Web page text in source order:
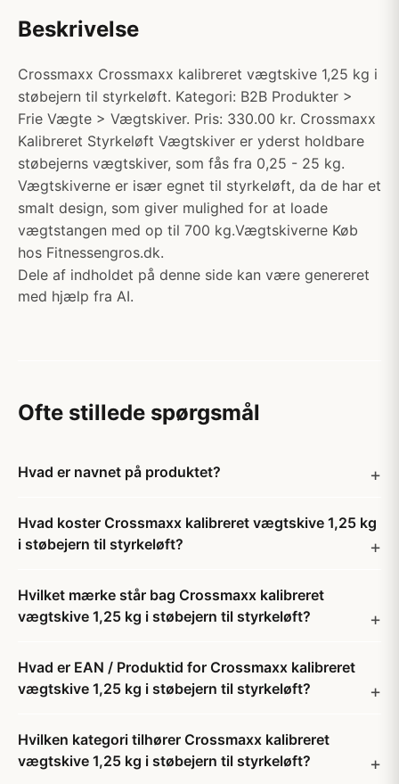
Beskrivelse
Crossmaxx Crossmaxx kalibreret vægtskive 1,25 kg i
støbejern til styrkeløft. Kategori: B2B Produkter >
Frie Vægte > Vægtskiver. Pris: 330.00 kr. Crossmaxx
Kalibreret Styrkeløft Vægtskiver er yderst holdbare
støbejerns vægtskiver, som fås fra 0,25 - 25 kg.
Vægtskiverne er især egnet til styrkeløft, da de har et
smalt design, som giver mulighed for at loade
vægtstangen med op til 700 kg.Vægtskiverne Køb
hos Fitnessengros.dk.
Dele af indholdet på denne side kan være genereret
med hjælp fra AI.
Ofte stillede spørgsmål
Hvad er navnet på produktet?
Hvad koster Crossmaxx kalibreret vægtskive 1,25 kg
i støbejern til styrkeløft?
Hvilket mærke står bag Crossmaxx kalibreret
vægtskive 1,25 kg i støbejern til styrkeløft?
Hvad er EAN / Produktid for Crossmaxx kalibreret
vægtskive 1,25 kg i støbejern til styrkeløft?
Hvilken kategori tilhører Crossmaxx kalibreret
vægtskive 1,25 kg i støbejern til styrkeløft?